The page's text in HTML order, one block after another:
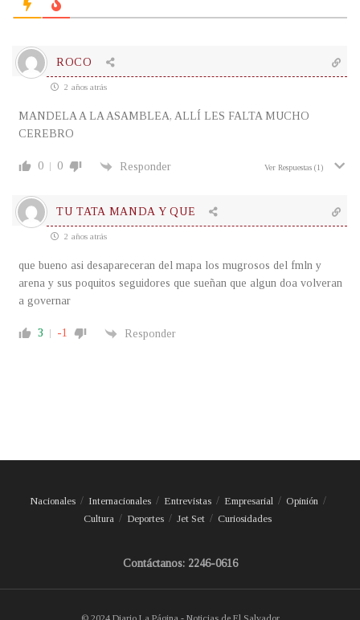
ROCO
2 años atrás
MANDELA A LA ASAMBLEA, ALLÍ LES FALTA MUCHO
CEREBRO
0 0 Responder Ver Respuestas (1)
TU TATA MANDA Y QUE
2 años atrás
que bueno asi desapareceran del mapa los mugrosos del fmln y
arena y sus poquitos seguidores que sueñan que algun doa volveran
a governar
3 -1 Responder
Nacionales Internacionales Entrevistas Empresarial
Opinión
Cultura
Deportes Jet Set Curiosidades
Contáctanos: 2246-0616